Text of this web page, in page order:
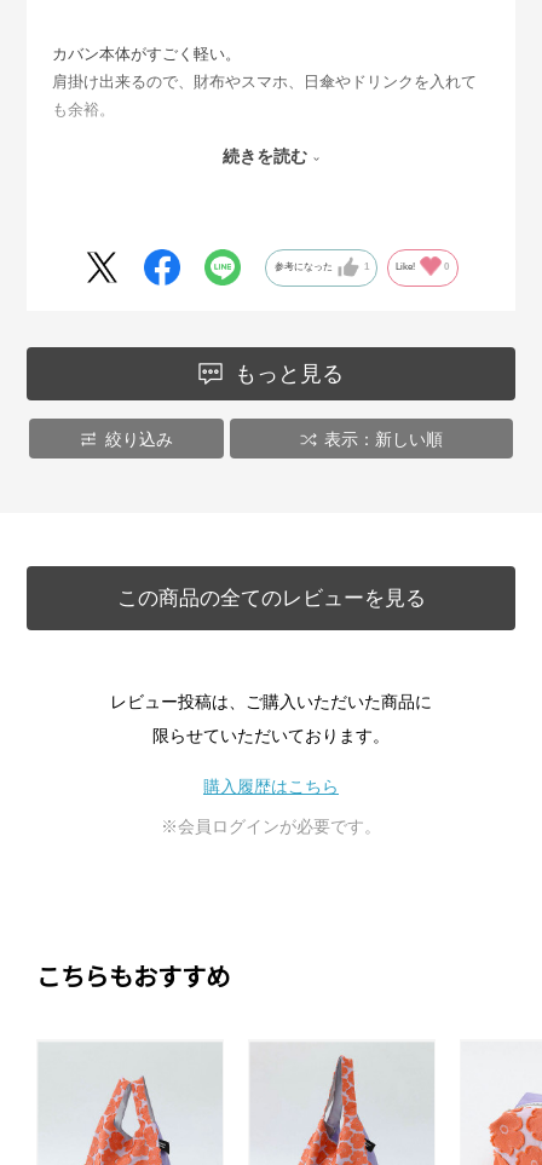
カバン本体がすごく軽い。
肩掛け出来るので、財布やスマホ、日傘やドリンクを入れて
も余裕。
トになり、持っていると気分が明るくなります。購入して良
続きを読む
参考になった 1 Like! 0
もっと見る
絞り込み 表示：新しい順
この商品の全てのレビューを見る
レビュー投稿は、ご購入いただいた商品に
限らせていただいております。
購入履歴はこちら
※会員ログインが必要です。
こちらもおすすめ